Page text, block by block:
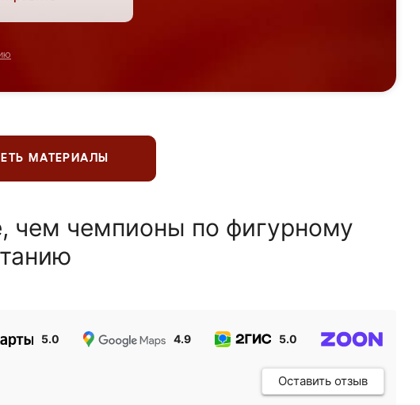
МАТЕРИАЛЫ
чем чемпионы по фигурному
5.0 4.9 5.0
Оставить отзыв